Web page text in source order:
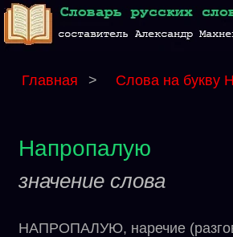
Главная > Слова на букву Н
Напропалую
значение слова
НАПРОПАЛУЮ, наречие